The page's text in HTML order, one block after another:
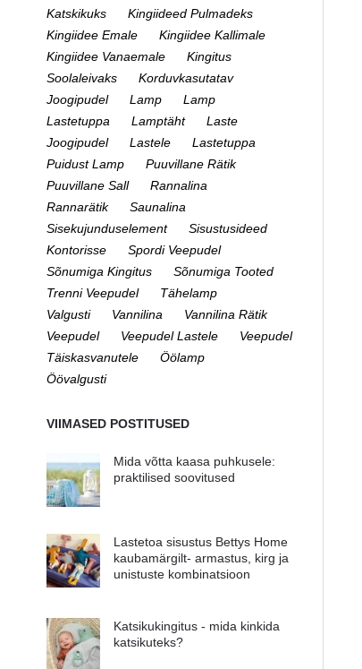
Katskikuks
Kingiideed Pulmadeks
Kingiidee Emale
Kingiidee Kallimale
Kingiidee Vanaemale
Kingitus
Soolaleivaks
Korduvkasutatav
Joogipudel
Lamp
Lamp
Lastetuppa
Lamptäht
Laste
Joogipudel
Lastele
Lastetuppa
Puidust Lamp
Puuvillane Rätik
Puuvillane Sall
Rannalina
Rannarätik
Saunalina
Sisekujunduselement
Sisustusideed
Kontorisse
Spordi Veepudel
Sõnumiga Kingitus
Sõnumiga Tooted
Trenni Veepudel
Tähelamp
Valgusti
Vannilina
Vannilina Rätik
Veepudel
Veepudel Lastele
Veepudel
Täiskasvanutele
Öölamp
Öövalgusti
VIIMASED POSTITUSED
Mida võtta kaasa puhkusele:
praktilised soovitused
Lastetoa sisustus Bettys Home
kaubamärgilt- armastus, kirg ja
unistuste kombinatsioon
Katsikukingitus - mida kinkida
katsikuteks?